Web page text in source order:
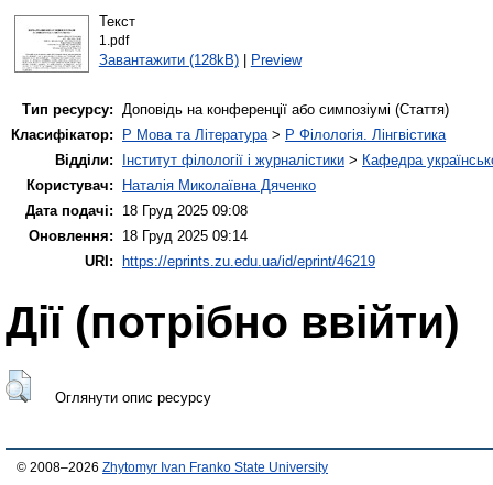
Текст
1.pdf
Завантажити (128kB)| Preview
Тип ресурсу: Доповідь на конференції або симпозіумі (Стаття)
Класифікатор:
P Мова та Література> P Філологія. Лінгвістика
Відділи:
Інститут філології і журналістики > Кафедра
Користувач:
Наталія Миколаївна Дяченко
Дата подачі:
18 Груд 2025 09:08
Оновлення:
18 Груд 2025 09:14
URI:
https://eprints.zu.edu.ua/id/eprint/46219
Дії ​​(потрібно ввійти)
Оглянути опис ресурсу
© 2008–2026 Zhytomyr Ivan Franko State University